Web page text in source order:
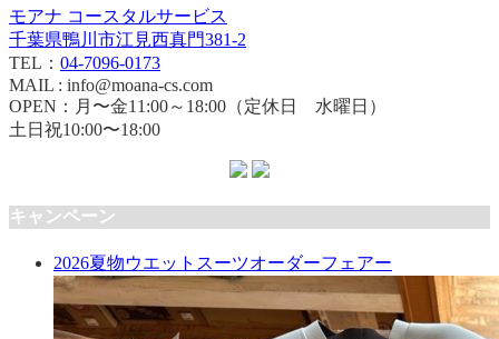
モアナ コースタルサービス
千葉県鴨川市江見西真門381-2
TEL： 04-7096-0173
MAIL : info@moana-cs.com
OPEN：月〜金11:00～18:00（定休日 水曜日）
土日祝10:00〜18:00
キャンペーン
2026夏物ウエットスーツオーダーフェアー